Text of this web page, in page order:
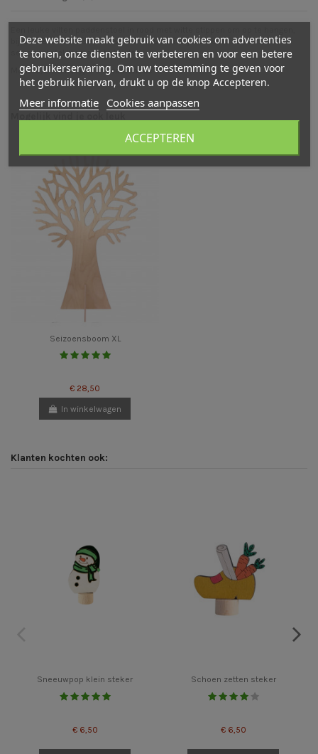
bijvoorbeeld in de seizoensboom. Leuk om bijvoorbeeld de herfst
seizoenstafel mee aan te kleden.
Maat: 6,5 cm hoog, 5 cm doorsnede
Seizoensboom XL
€ 28,50
In winkelwagen
Klanten kochten ook:
Sneeuwpop klein steker
€ 6,50
Schoen zetten steker
€ 6,50
Deze website maakt gebruik van cookies om advertenties
te tonen, onze diensten te verbeteren en voor een betere
gebruikerservaring. Om uw toestemming te geven voor
het gebruik hiervan, drukt u op de knop Accepteren.
Meer informatie Cookies aanpassen
ACCEPTEREN